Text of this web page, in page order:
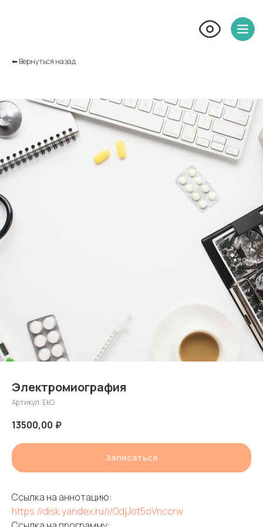
⬅︎ Вернуться назад
Электромиография
Артикул: EkG
13500,00 ₽
Записаться
Ссылка на аннотацию:
https://disk.yandex.ru/i/OdjJot5oVnccrw